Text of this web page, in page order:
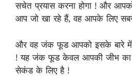
सचेत प्रयास करना होगा ! और
आप जो खा रहे हैं, वह आपके लिए
और वह जंक फूड आपको इसके बारे में
! यह जंक फूड केवल आपकी जीभ का
सेकंड के लिए है !